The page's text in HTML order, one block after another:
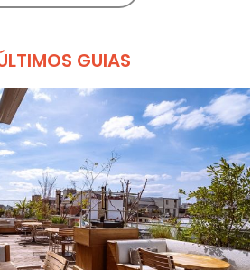
GUIAS